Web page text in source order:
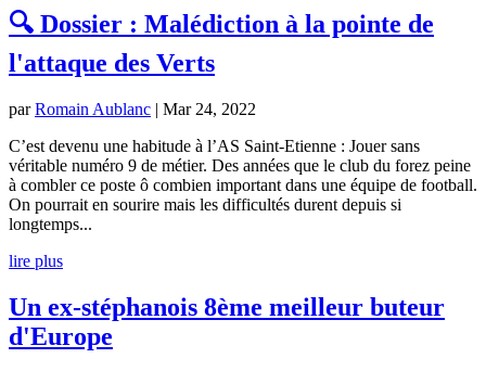
🔍 Dossier : Malédiction à la pointe de
l'attaque des Verts
parRomain Aublanc | Mar 24, 2022
C’est devenu une habitude à l’AS Saint-Etienne : Jouer sans
véritable numéro 9 de métier. Des années que le club du forez peine
à combler ce poste ô combien important dans une équipe de football.
On pourrait en sourire mais les difficultés durent depuis si
longtemps...
lire plus
Un ex-stéphanois 8ème meilleur buteur
d'Europe